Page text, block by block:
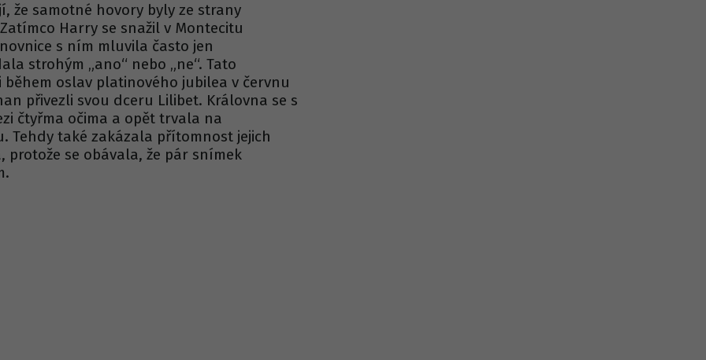
že samotné hovory byly ze strany
Harry se snažil v Montecitu
s ním mluvila často jen
strohým „ano“ nebo „ne“. Tato
oslav platinového jubilea v červnu
přivezli svou dceru Lilibet. Královna se s
čtyřma očima a opět trvala na
Tehdy také zakázala přítomnost jejich
se obávala, že pár snímek